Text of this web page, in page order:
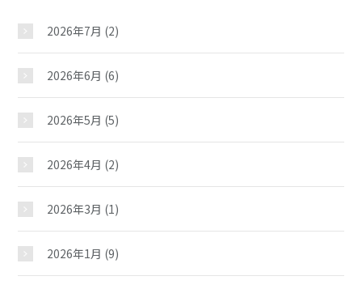
2026年7月 (2)
2026年6月 (6)
2026年5月 (5)
2026年4月 (2)
2026年3月 (1)
2026年1月 (9)